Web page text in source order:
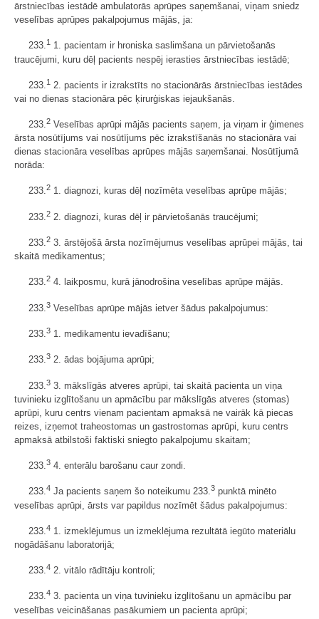
ārstniecības iestādē ambulatorās aprūpes saņemšanai, viņam sniedz
veselības aprūpes pakalpojumus mājās, ja:
233.1
1. pacientam ir hroniska saslimšana un pārvietošanās
traucējumi, kuru dēļ pacients nespēj ierasties ārstniecības iestādē;
233.1 2. pacients ir izrakstīts no stacionārās ārstniecības iestādes
vai no dienas stacionāra pēc ķirurģiskas iejaukšanās.
233.2 Veselības aprūpi mājās pacients saņem, ja viņam ir ģimenes
ārsta nosūtījums vai nosūtījums pēc izrakstīšanās no stacionāra vai
dienas stacionāra veselības aprūpes mājās saņemšanai. Nosūtījumā
norāda:
233.2 1. diagnozi, kuras dēļ nozīmēta veselības aprūpe mājās;
233. 2 2. diagnozi, kuras dēļ ir pārvietošanās traucējumi;
233.2 3. ārstējošā ārsta nozīmējumus veselības aprūpei mājās, tai
skaitā medikamentus;
233.2 4. laikposmu, kurā jānodrošina veselības aprūpe mājās.
233. 3 Veselības aprūpe mājās ietver šādus pakalpojumus:
233.3 1. medikamentu ievadīšanu;
233.3 2. ādas bojājuma aprūpi;
233. 3 3. mākslīgās atveres aprūpi, tai skaitā pacienta un viņa
tuvinieku izglītošanu un apmācību par mākslīgās atveres (stomas)
aprūpi, kuru centrs vienam pacientam apmaksā ne vairāk kā piecas
reizes, izņemot traheostomas un gastrostomas aprūpi, kuru centrs
apmaksā atbilstoši faktiski sniegto pakalpojumu skaitam;
233.3 4. enterālu barošanu caur zondi.
233.4 Ja pacients saņem šo noteikumu 233.3 punktā minēto
veselības aprūpi, ārsts var papildus nozīmēt šādus pakalpojumus:
233. 4 1. izmeklējumus un izmeklējuma rezultātā iegūto materiālu
nogādāšanu laboratorijā;
233.4 2. vitālo rādītāju kontroli;
233.4 3. pacienta un viņa tuvinieku izglītošanu un apmācību par
veselības veicināšanas pasākumiem un pacienta aprūpi;